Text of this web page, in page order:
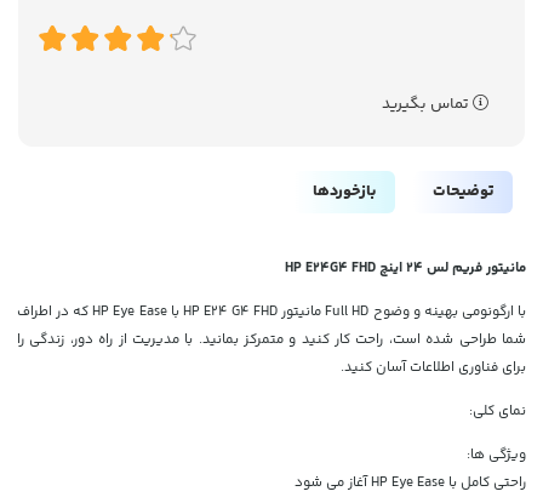
تماس بگیرید
توضیحات بازخوردها
مانیتور فریم لس 24 اینچ HP E24G4 FHD
با ارگونومی بهینه و وضوح Full HD مانیتور HP E24 G4 FHD با HP Eye Ease که در اطراف
شما طراحی شده است، راحت کار کنید و متمرکز بمانید. با مدیریت از راه دور، زندگی را
برای فناوری اطلاعات آسان کنید.
نمای کلی:
ویژگی ها:
راحتی کامل با HP Eye Ease آغاز می شود